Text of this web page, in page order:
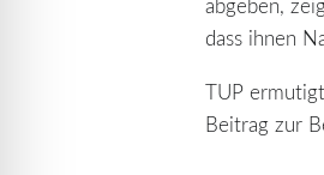
dass ihnen
TUP
Beitrag zur